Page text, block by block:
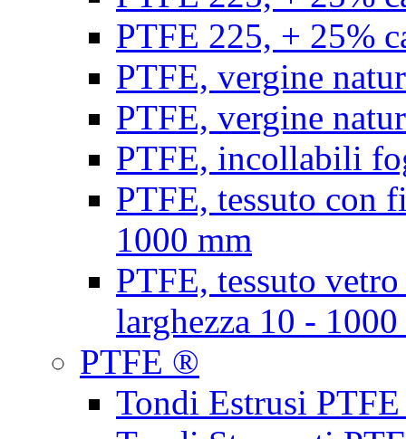
PTFE 225, + 25%
PTFE, vergine
PTFE, vergine
PTFE, incollabili
PTFE, tessuto con
1000 mm
PTFE, tessuto
larghezza 10 -
PTFE ®
Tondi Estrusi